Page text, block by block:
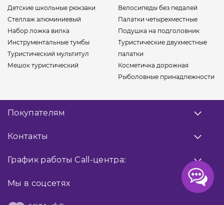
Детские школьные рюкзаки
Стеллаж алюминиевый
Набор ложка вилка
Инструментальные тумбы
Туристический мультитул
Мешок туристический
Велосипеды без педалей
Палатки четырехместные
Подушка на подголовник
Туристические двухместные
палатки
Косметичка дорожная
Рыболовные принадлежности
Контакты
Заказать звонок
0 800 33 10 32
График работыCall-центра:
Прием заказов
Покупателям
О нас
Доставка
Возврат товара
Мы в соцсетях